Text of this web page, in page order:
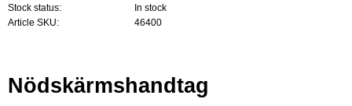
Stock status
In stock
Article SKU
46400
Nödskärmshandtag